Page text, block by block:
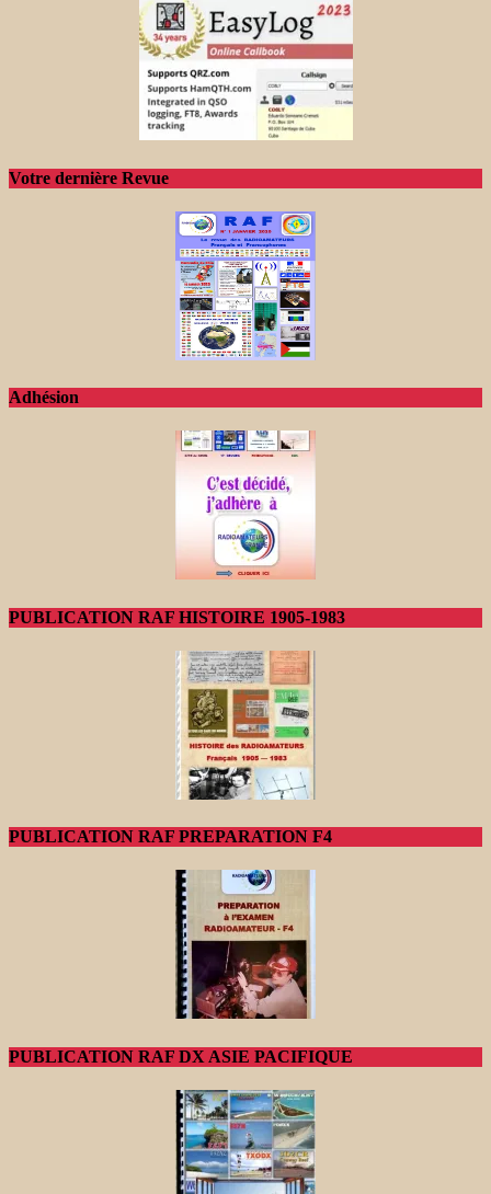
Votre dernière Revue
Adhésion
PUBLICATION RAF HISTOIRE 1905-1983
PUBLICATION RAF PREPARATION F4
PUBLICATION RAF DX ASIE PACIFIQUE